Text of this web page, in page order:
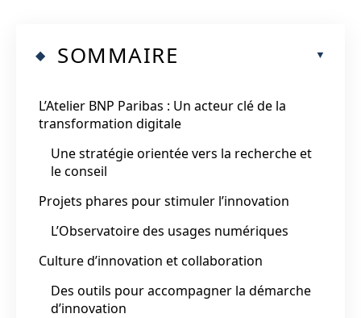
SOMMAIRE
L’Atelier BNP Paribas : Un acteur clé de la
transformation digitale
Une stratégie orientée vers la recherche et
le conseil
Projets phares pour stimuler l’innovation
L’Observatoire des usages numériques
Culture d’innovation et collaboration
Des outils pour accompagner la démarche
d’innovation